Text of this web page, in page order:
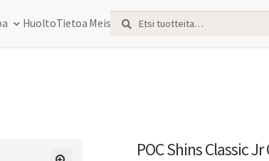
HuoltoTietoa MeistäEtsi:
Haku
POC Shins Classic